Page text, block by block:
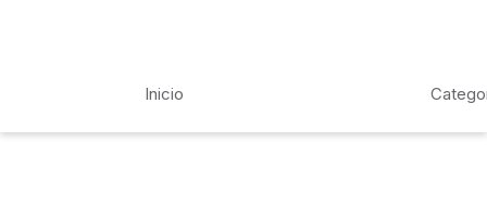
Inicio